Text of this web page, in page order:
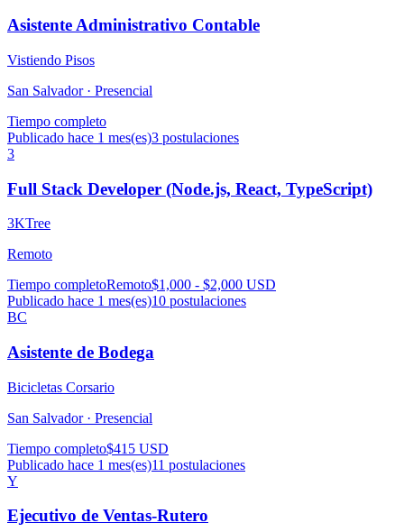
Asistente Administrativo Contable
Vistiendo Pisos
San Salvador · Presencial
Tiempo completo
Publicado hace 1 mes(es)3 postulaciones
3
Full Stack Developer (Node.js, React, TypeScript)
3KTree
Remoto
Tiempo completoRemoto$1,000 - $2,000 USD
Publicado hace 1 mes(es)10 postulaciones
BC
Asistente de Bodega
Bicicletas Corsario
San Salvador · Presencial
Tiempo completo$415 USD
Publicado hace 1 mes(es)11 postulaciones
Y
Ejecutivo de Ventas-Rutero